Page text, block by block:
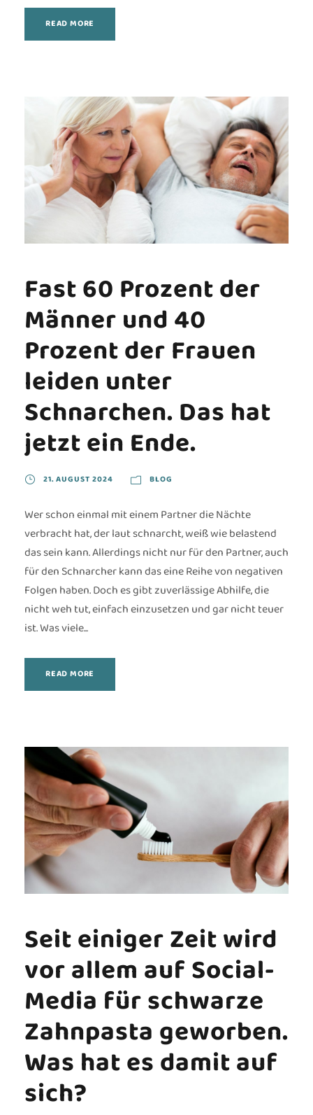
READ MORE
Fast 60 Prozent der
Männer und 40
Prozent der Frauen
leiden unter
Schnarchen. Das hat
jetzt ein Ende.
21. AUGUST 2024 BLOG
Wer schon einmal mit einem Partner die Nächte
verbracht hat, der laut schnarcht, weiß wie belastend
das sein kann. Allerdings nicht nur für den Partner, auch
für den Schnarcher kann das eine Reihe von negativen
Folgen haben. Doch es gibt zuverlässige Abhilfe, die
nicht weh tut, einfach einzusetzen und gar nicht teuer
ist. Was viele...
READ MORE
Seit einiger Zeit wird
vor allem auf Social-
Media für schwarze
Zahnpasta geworben.
Was hat es damit auf
sich?